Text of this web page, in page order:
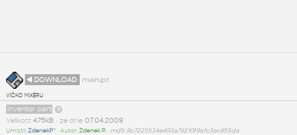
◄ DOWNLOAD
main.ipt
víčko mixéru
Inventor part
Velikost 475kB• ze dne 07.04.2009
Umístil:ZdenekP^ • Autor:Zdenek P.• md5: 8c7225534e493a79210f9a1c3ac855da